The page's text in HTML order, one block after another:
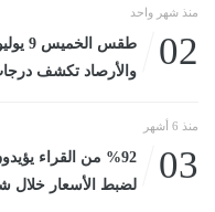
منذ شهر واحد
02
والأرصاد تكشف درجات...اليوم
منذ 6 أشهر
03
%92 من القراء
لضبط الأسعار خلال